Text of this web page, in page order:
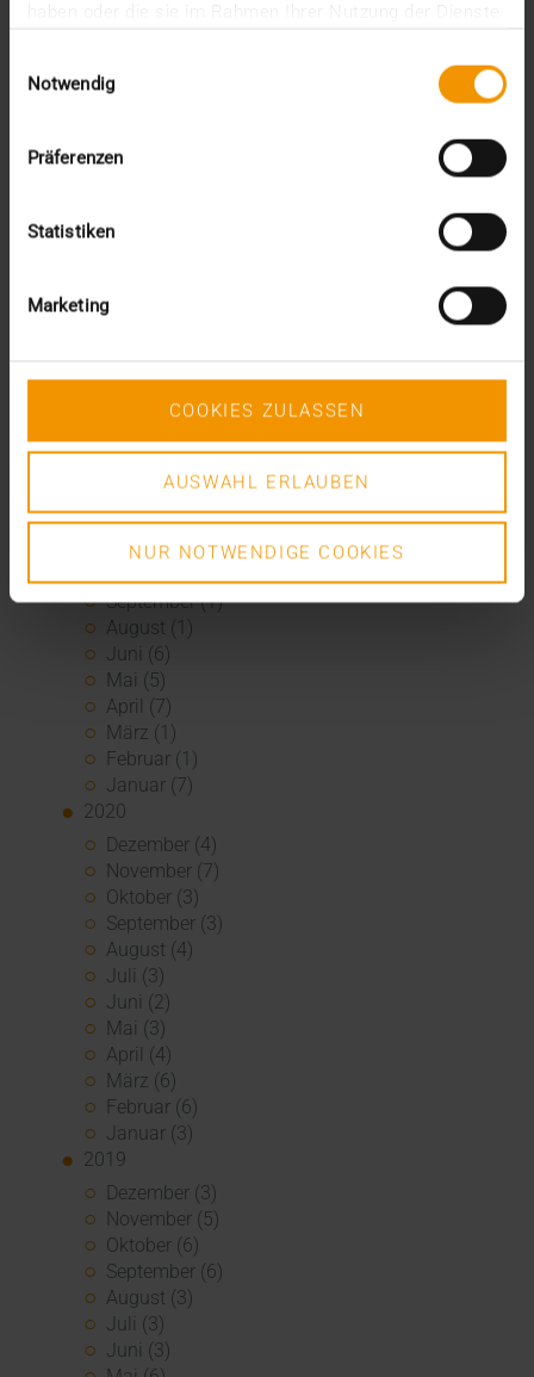
Notwendig
Präferenzen
Statistiken
Marketing
COOKIES ZULASSEN
AUSWAHL ERLAUBEN
NUR NOTWENDIGE COOKIES
Mai (6)
Februar (3)
2022
Juli (1)
April (3)
März (1)
Februar (1)
Dezember (5)
November (6)
September (1)
August (1)
Juni (6)
Mai (5)
April (7)
März (1)
Februar (1)
Januar (7)
2020
Dezember (4)
November (7)
Oktober (3)
September (3)
August (4)
Juli (3)
Juni (2)
Mai (3)
April (4)
März (6)
Februar (6)
Januar (3)
2019
Dezember (3)
November (5)
Oktober (6)
September (6)
August (3)
Juli (3)
Juni (3)